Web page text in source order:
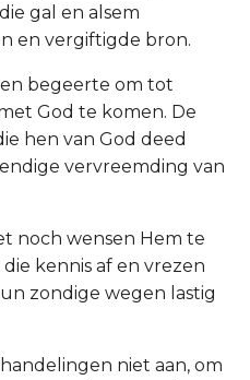
gal en alsem
en vergiftigde bron.
begeerte om tot
God te komen. De
hen van God deed
vervreemding van
noch wensen Hem te
kennis af en vrezen
zondige wegen lastig
niet aan, om